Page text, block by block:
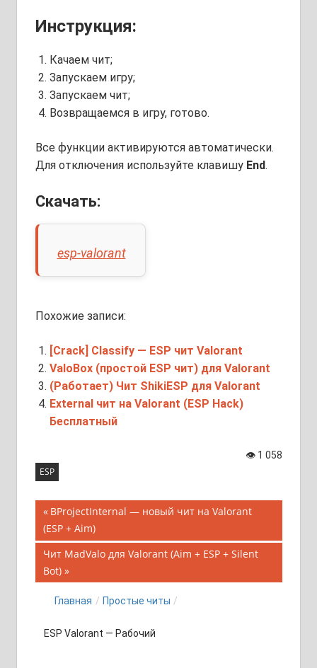
Инструкция:
Качаем чит;
Запускаем игру;
Запускаем чит;
Возвращаемся в игру, готово.
Все функции активируются автоматически.
Для отключения используйте клавишу End.
Скачать:
esp-valorant
Похожие записи:
[Crack] Classify — ESP чит Valorant
ValoBox (простой ESP чит) для Valorant
(Работает) Чит ShikiESP для Valorant
External чит на Valorant (ESP Hack)
Бесплатный
👁 1 058
ESP
Навигация
по
записям
Предыдущая
запись;
BProjectInternal — новый чит на Valorant
(ESP + Aim)
Следующая
запись:
Чит MadValo для Valorant (Aim + ESP + Silent
Bot)
Главная / Простые читы /
ESP Valorant — Рабочий